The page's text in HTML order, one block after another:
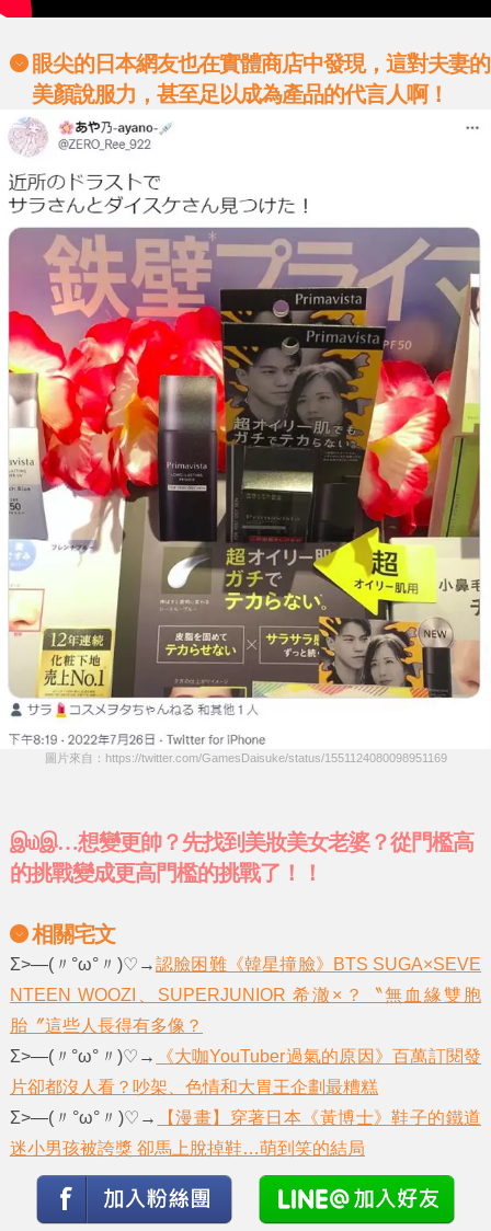
眼尖的日本網友也在實體商店中發現，這對夫妻的
美顏說服力，甚至足以成為產品的代言人啊！
圖片來自：https://twitter.com/GamesDaisuke/status/1551124080098951169
இ௰இ…想變更帥？先找到美妝美女老婆？從門檻高
的挑戰變成更高門檻的挑戰了！！
相關宅文
Σ>―(〃°ω°〃)♡→認臉困難《韓星撞臉》BTS SUGA×SEVE
NTEEN WOOZI、SUPERJUNIOR 希澈×？〝無血緣雙胞
胎〞這些人長得有多像？
Σ>―(〃°ω°〃)♡→
《大咖YouTuber過氣的原因》百萬訂閱發
片卻都沒人看？吵架、色情和大胃王企劃最糟糕
Σ>―(〃°ω°〃)♡→
【漫畫】穿著日本《黃博士》鞋子的鐵道
迷小男孩被誇獎 卻馬上脫掉鞋…萌到笑的結局